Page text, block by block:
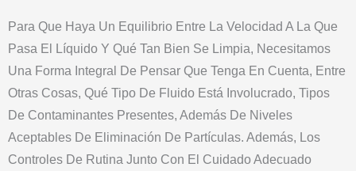
Para Que Haya Un Equilibrio Entre La Velocidad A La Que
Pasa El Líquido Y Qué Tan Bien Se Limpia, Necesitamos
Una Forma Integral De Pensar Que Tenga En Cuenta, Entre
Otras Cosas, Qué Tipo De Fluido Está Involucrado, Tipos
De Contaminantes Presentes, Además De Niveles
Aceptables De Eliminación De Partículas. Además, Los
Controles De Rutina Junto Con El Cuidado Adecuado